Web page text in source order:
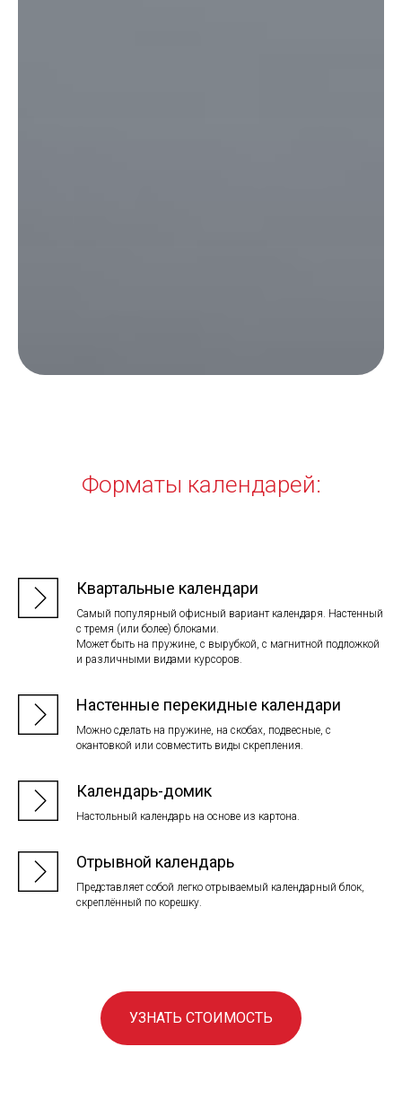
Форматы календарей:
Квартальные календари
Самый популярный офисный вариант календаря. Настенный
с тремя (или более) блоками.
Может быть на пружине, с вырубкой, с магнитной подложкой
и различными видами курсоров.
Настенные перекидные календари
Можно сделать на пружине, на скобах, подвесные, с
окантовкой или совместить виды скрепления.
Календарь-домик
Настольный календарь на основе из картона.
Отрывной календарь
Представляет собой легко отрываемый календарный блок,
скреплённый по корешку.
УЗНАТЬ СТОИМОСТЬ